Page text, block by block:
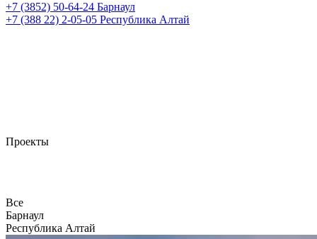
+7 (3852) 50-64-24 Барнаул
+7 (388 22) 2-05-05 Республика Алтай
Проекты
Все
Барнаул
Республика Алтай